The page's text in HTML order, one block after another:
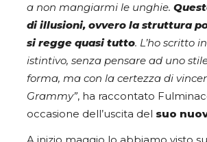
a non mangiarmi le unghie.
di illusioni, ovvero la struttura
si regge quasi tutto. L’ho scritto
istintivo, senza pensare ad uno
forma, ma con la certezza di
Grammy”, ha raccontato
occasione dell’uscita del suo